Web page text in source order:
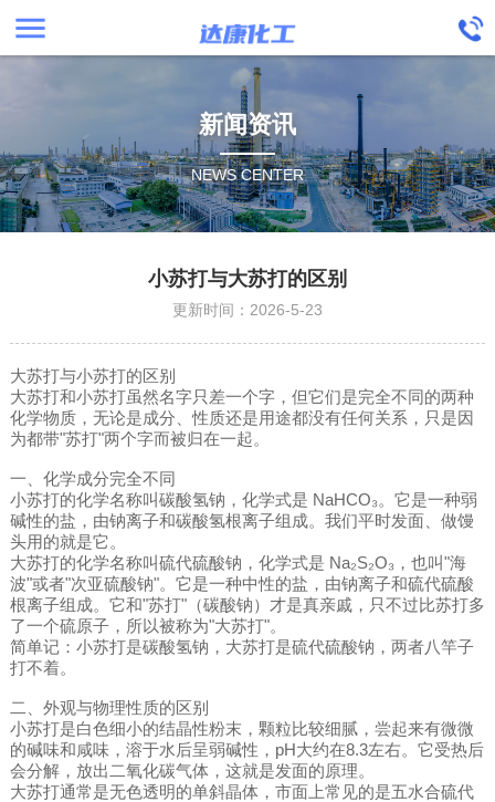
menu
新闻资讯
NEWS CENTER
小苏打与大苏打的区别
更新时间：2026-5-23
大苏打与小苏打的区别
大苏打和小苏打虽然名字只差一个字，但它们是完全不同的两种
化学物质，无论是成分、性质还是用途都没有任何关系，只是因
为都带"苏打"两个字而被归在一起。
一、化学成分完全不同
小苏打的化学名称叫碳酸氢钠，化学式是 NaHCO₃。它是一种弱
碱性的盐，由钠离子和碳酸氢根离子组成。我们平时发面、做馒
头用的就是它。
大苏打的化学名称叫硫代硫酸钠，化学式是 Na₂S₂O₃，也叫"海
波"或者"次亚硫酸钠"。它是一种中性的盐，由钠离子和硫代硫酸
根离子组成。它和"苏打"（碳酸钠）才是真亲戚，只不过比苏打多
了一个硫原子，所以被称为"大苏打"。
简单记：小苏打是碳酸氢钠，大苏打是硫代硫酸钠，两者八竿子
打不着。
二、外观与物理性质的区别
小苏打是白色细小的结晶性粉末，颗粒比较细腻，尝起来有微微
的碱味和咸味，溶于水后呈弱碱性，pH大约在8.3左右。它受热后
会分解，放出二氧化碳气体，这就是发面的原理。
大苏打通常是无色透明的单斜晶体，市面上常见的是五水合硫代